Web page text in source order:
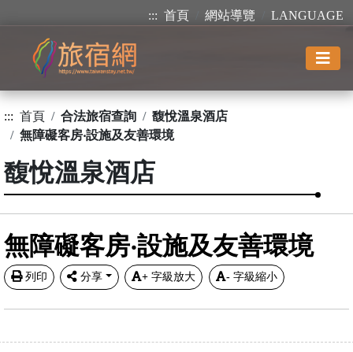
::: 首頁 網站導覽 LANGUAGE
::: 首頁 合法旅宿查詢
馥悅溫泉酒店
無障礙客房‧設施及友善環境
馥悅溫泉酒店
無障礙客房‧設施及友善環境
列印 分享 + 字級放大 - 字級縮小